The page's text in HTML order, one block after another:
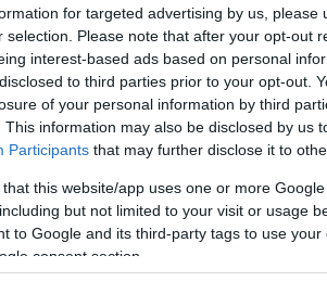
for targeted advertising by us, please
selection. Please note that after your opt-out
interest-based ads based on personal
to third parties prior to your opt-out.
of your personal information by third
This information may also be disclosed by us
Participants that may further disclose it to
that this website/app uses one or more
but not limited to your visit or usage
to Google and its third-party tags to use
consent section.